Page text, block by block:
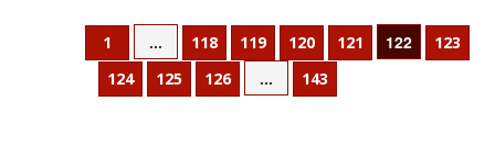
1 ... 118 119 120 121 122
123
124
125 126 ... 143